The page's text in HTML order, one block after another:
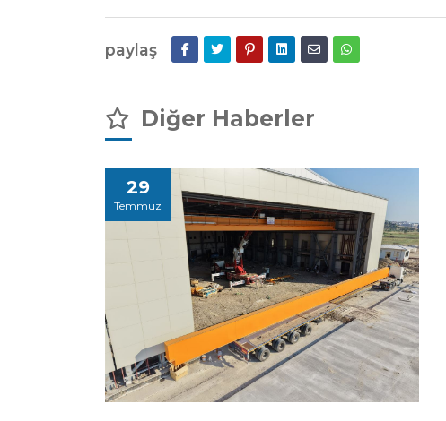
paylaş
Diğer Haberler
29
Temmuz